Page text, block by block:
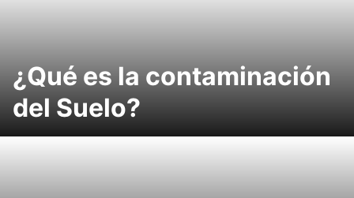
¿Qué es la contaminación
del Suelo?